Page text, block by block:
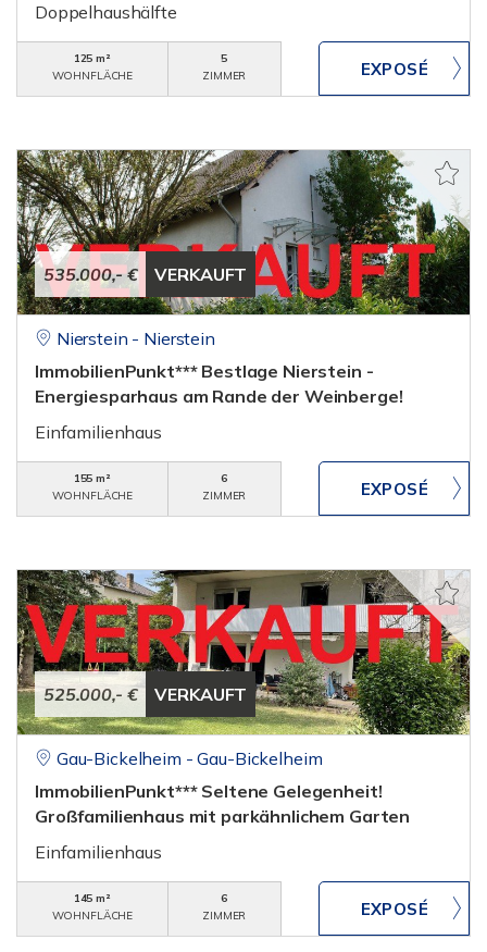
Doppelhaushälfte
125 m²
WOHNFLÄCHE
5
ZIMMER
535.000,- € VERKAUFT
Nierstein - Nierstein
ImmobilienPunkt*** Bestlage Nierstein -
Energiesparhaus am Rande der Weinberge!
Einfamilienhaus
155 m²
WOHNFLÄCHE
6
ZIMMER
525.000,- € VERKAUFT
Gau-Bickelheim - Gau-Bickelheim
ImmobilienPunkt*** Seltene Gelegenheit!
Großfamilienhaus mit parkähnlichem Garten
Einfamilienhaus
145 m²
WOHNFLÄCHE
6
ZIMMER